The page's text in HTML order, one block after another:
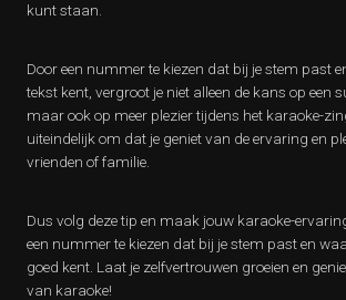
kunt staan.
Door een nummer te kiezen dat bij je stem past
tekst kent, vergroot je niet alleen de kans op een
maar ook op meer plezier tijdens het karaoke-
uiteindelijk om dat je geniet van de ervaring en
vrienden of familie.
Dus volg deze tip en maak jouw karaoke-
een nummer te kiezen dat bij je stem past en
goed kent. Laat je zelfvertrouwen groeien en
van karaoke!